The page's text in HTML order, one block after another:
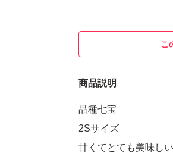
こ
商品説明
品種七宝
2Sサイズ
甘くてとても美味しい